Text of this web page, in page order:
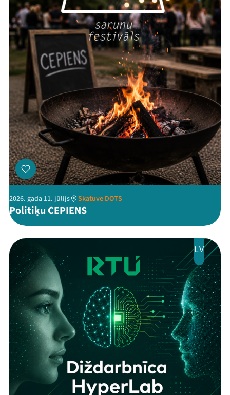
Festivāls
Programma
Arhīvs
Viņi bija LAMPĀ 2026
Jaunumi
Ziedo
Kontakti
ThreadsFacebookYoutube
X Instagram
Flick TikTok
2026. gada 11. jūlijs Skatuve DOTS
Politiķu CEPIENS
LV